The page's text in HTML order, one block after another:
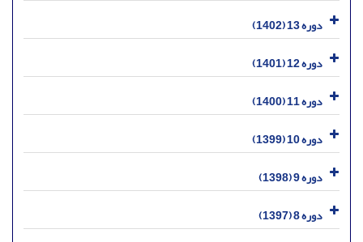
دوره 13 (1402)
دوره 12 (1401)
دوره 11 (1400)
دوره 10 (1399)
دوره 9 (1398)
دوره 8 (1397)